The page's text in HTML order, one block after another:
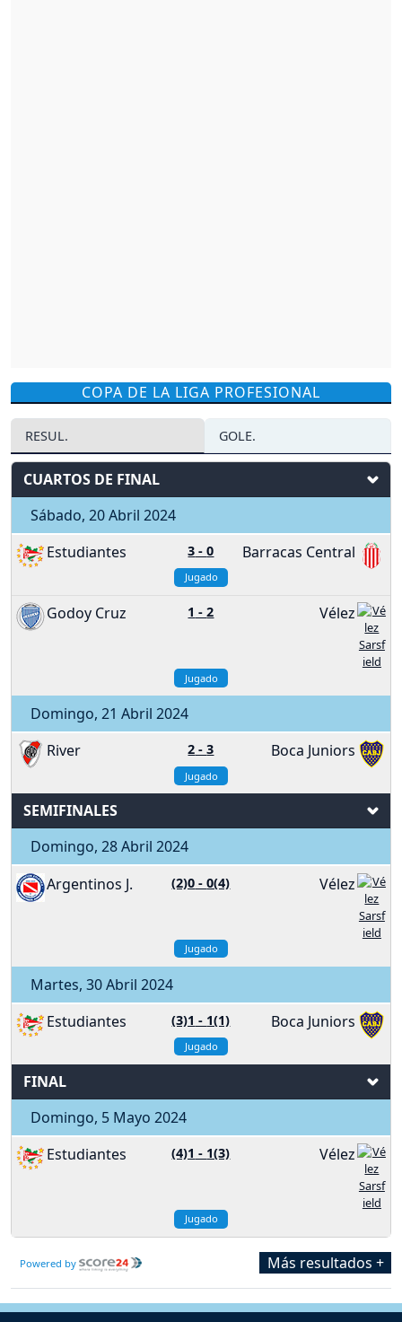
COPA DE LA LIGA PROFESIONAL
RESUL. GOLE.
CUARTOS DE FINAL
Sábado, 20 Abril 2024
Estudiantes
3 -0 Barracas Central
Jugado
Godoy Cruz 1 -2 Vélez
Jugado
Domingo, 21 Abril 2024
River
2 -3 Boca Juniors
Jugado
SEMIFINALES
Domingo, 28 Abril 2024
Argentinos J.
(2)0 -0(4) Vélez
Jugado
Martes, 30 Abril 2024
Estudiantes
(3)1 - 1(1) Boca Juniors
Jugado
FINAL
Domingo, 5 Mayo 2024
Estudiantes
(4)1 - 1(3) Vélez
Jugado
Powered by Más resultados +